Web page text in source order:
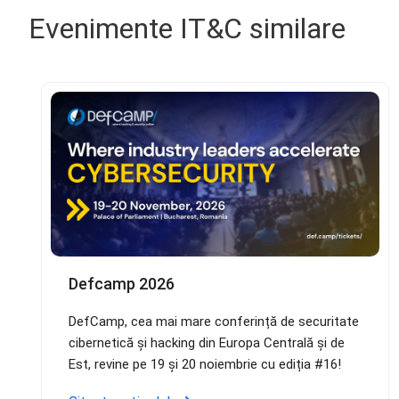
Evenimente IT&C similare
Defcamp 2026
DefCamp, cea mai mare conferință de securitate
cibernetică și hacking din Europa Centrală și de
Est, revine pe 19 și 20 noiembrie cu ediția #16!